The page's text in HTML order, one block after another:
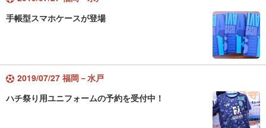
手帳型スマホケースが登場
2019/07/27 福岡－水戸
ハチ祭り用ユニフォームの予約を受付中！